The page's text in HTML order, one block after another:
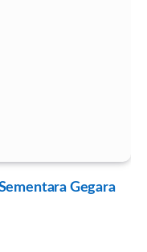
Gegara